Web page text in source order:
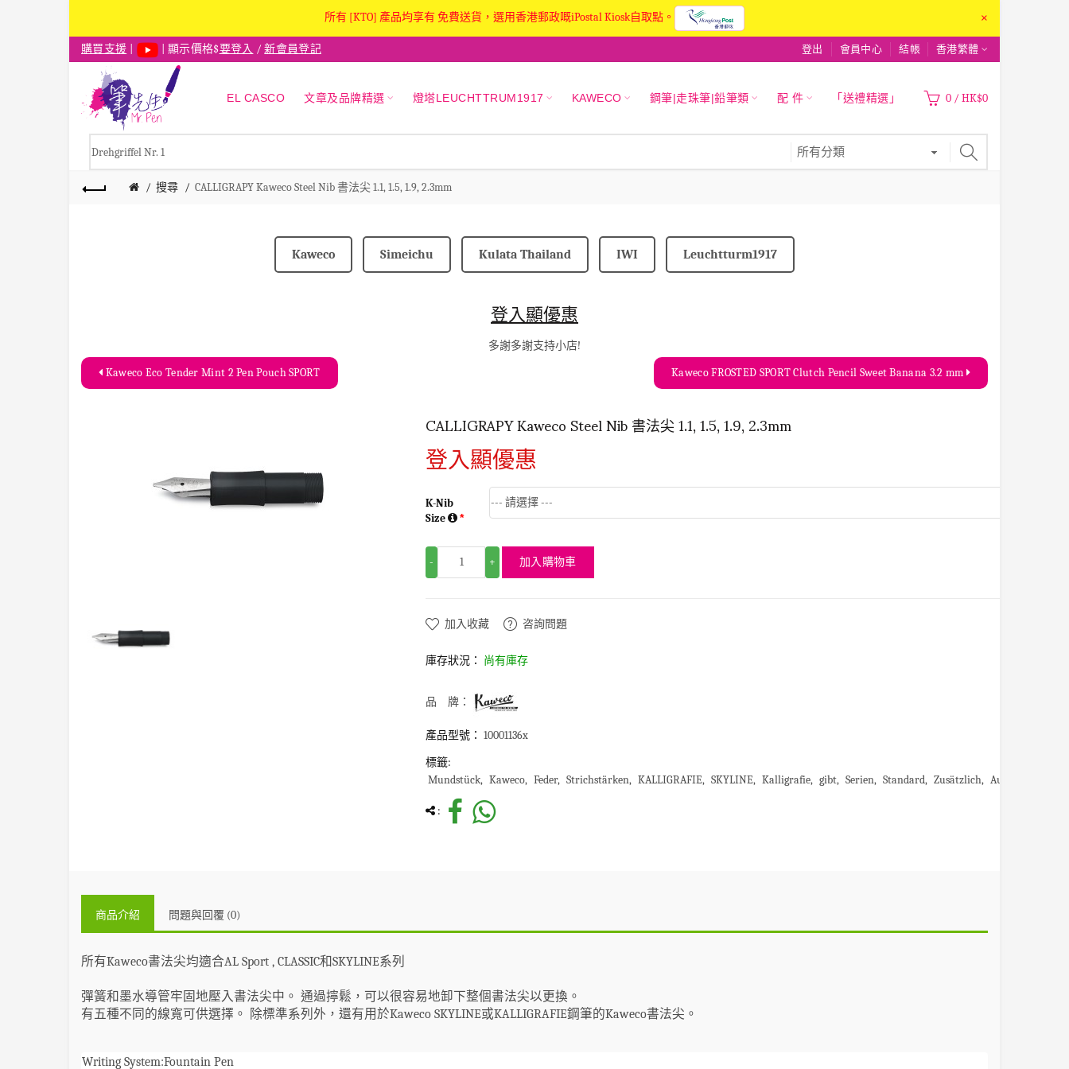
所有 [KTO] 產品均享有 免費送貨，選用香港郵政嘅iPostal Kiosk自取點。 ×
購買支援 | 顯示價格$要登入 /新會員登記 登出 會員中心 結帳 香港繁體
EL CASCO 文章及品牌精選 燈塔LEUCHTTRUM1917 KAWECO 鋼筆|走珠筆|鉛筆類 配 件 「送禮精選」 0 / HK$0
搜尋 CALLIGRAPY Kaweco Steel Nib 書法尖 1.1, 1.5, 1.9, 2.3mm
Kaweco Simeichu Kulata Thailand IWI Leuchtturm1917
登入顯優惠
多謝多謝支持小店!
Kaweco Eco Tender Mint 2 Pen Pouch SPORT
Kaweco FROSTED SPORT Clutch Pencil Sweet Banana 3.2 mm
CALLIGRAPY Kaweco Steel Nib 書法尖 1.1, 1.5, 1.9, 2.3mm
登入顯優惠
K-Nib
Size
- + 加入購物車
加入收藏 咨詢問題
庫存狀況： 尚有庫存
品 牌：
產品型號： 10001136x
標籤:
Mundstück
Kaweco Feder Strichstärken KALLIGRAFIE SKYLINE Kalligrafie gibt Serien Standard Zusätzlich Auswahl.
:
商品介紹 問題與回覆 (0)
所有Kaweco書法尖均適合AL Sport , CLASSIC和SKYLINE系列
彈簧和墨水導管牢固地壓入書法尖中。 通過擰鬆，可以很容易地卸下整個 書法尖以更換。
有五種不同的線寬可供選擇。
除標準系列外，還有用於Kaweco SKYLINE或KALLIGRAFIE鋼筆的Kaweco書法尖 。
Writing System:Fountain Pen